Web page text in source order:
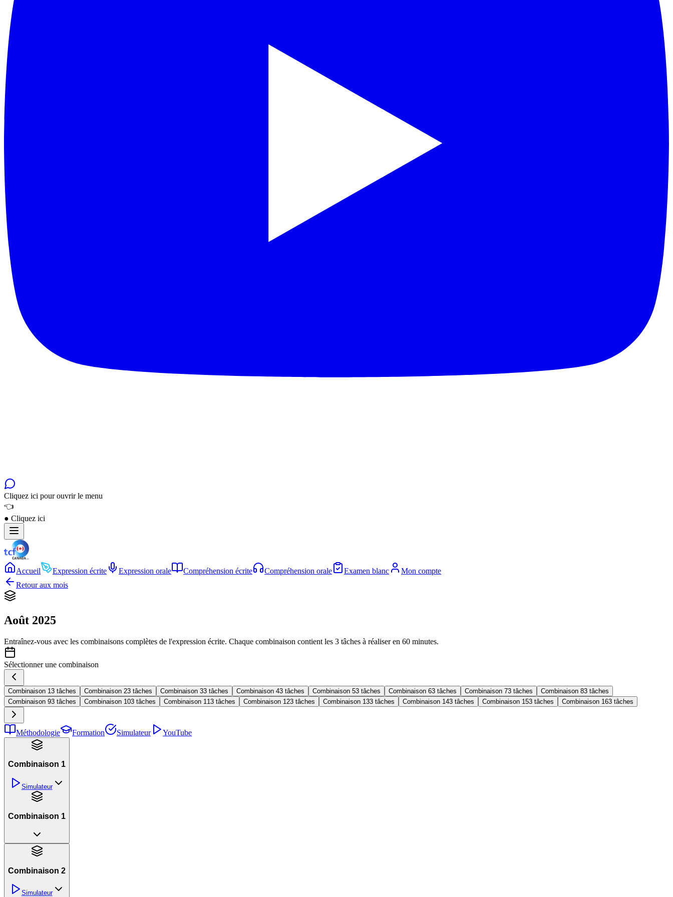
Cliquez ici pour ouvrir le menu
👈
● Cliquez ici
Accueil Expression écrite Expression orale Compréhension écrite Compréhension orale Examen blanc
Mon compte
Retour aux mois
Août 2025
Entraînez-vous avec les combinaisons complètes de l'expression écrite. Chaque combinaison contient les 3 tâches à réaliser en 60 minutes.
Sélectionner une combinaison
Combinaison 1 3 tâches Combinaison 23 tâches Combinaison 33 tâches Combinaison 43 tâches Combinaison 53 tâches Combinaison 63 tâches Combinaison 73 tâches Combinaison 83 tâches
Combinaison 93 tâches Combinaison 103 tâches Combinaison 11 3 tâches Combinaison 123 tâches Combinaison 133 tâches Combinaison 143 tâches Combinaison 153 tâches Combinaison 163 tâches
Méthodologie Formation Simulateur YouTube
Combinaison 1
Simulateur
Combinaison 1
Combinaison 2
Simulateur